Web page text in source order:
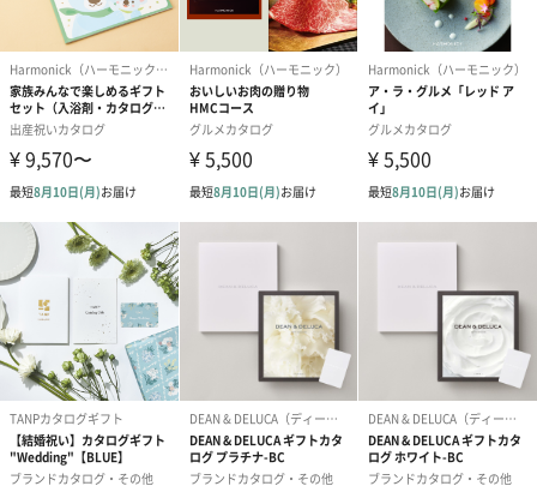
全部のギフトが見たいあなたへ
贈る前にどんなギフトがあるか知りたいですよね。
詳細はこちら
選ぶ楽しさをギフトにしましょう。
このカタログギフト、TAKE YOUR CHOICE カルミアコースの魅力
伝わりましたでしょうか。